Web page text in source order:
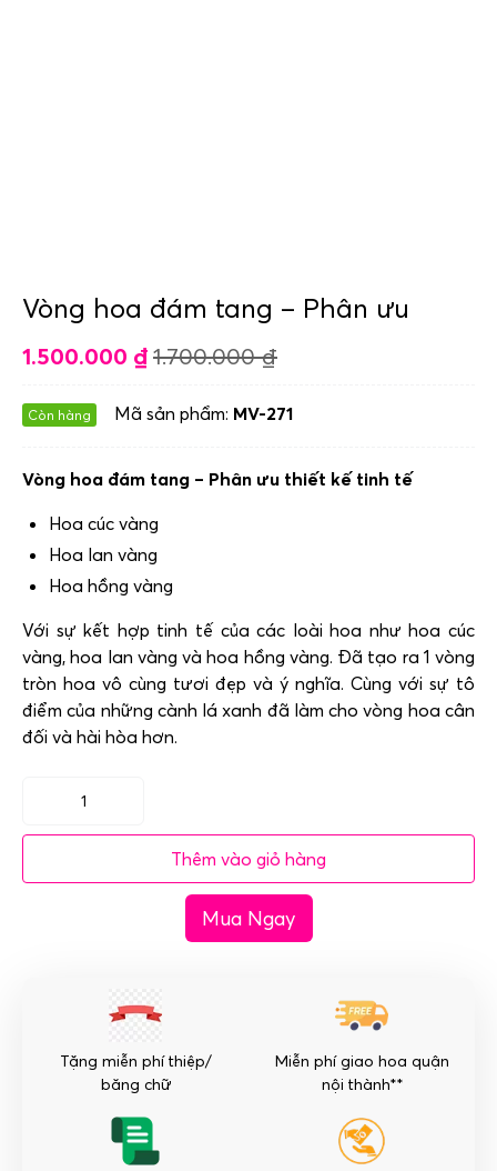
Vòng hoa đám tang – Phân ưu
1.500.000 ₫ 1.700.000₫
Còn hàng Mã sản phẩm: MV-271
Vòng hoa đám tang – Phân ưu thiết kế tinh tế
Hoa cúc vàng
Hoa lan vàng
Hoa hồng vàng
Với sự kết hợp tinh tế của các loài hoa như hoa cúc
vàng, hoa lan vàng và hoa hồng vàng. Đã tạo ra 1 vòng
tròn hoa vô cùng tươi đẹp và ý nghĩa. Cùng với sự tô
điểm của những cành lá xanh đã làm cho vòng hoa cân
đối và hài hòa hơn.
Vòng
hoa
lượng
Thêm vào giỏ hàng
Mua Ngay
Tặng miễn phí thiệp/
băng chữ
Miễn phí giao hoa quận
nội thành**